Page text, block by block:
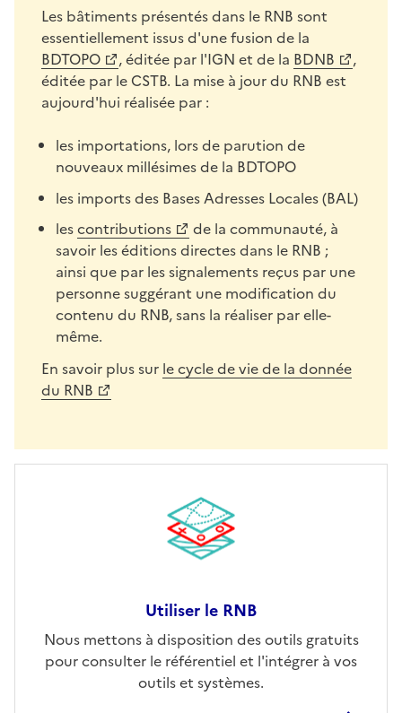
Les bâtiments présentés dans le RNB sont
essentiellement issus d'une fusion de la
BDTOPO
, éditée par l'IGN et de la BDNB
,
éditée par le CSTB. La mise à jour du RNB est
aujourd'hui réalisée par :
les importations, lors de parution de
nouveaux millésimes de la BDTOPO
les imports des Bases Adresses Locales (BAL)
lescontributions
de la communauté, à
savoir les éditions directes dans le RNB ;
ainsi que par les signalements reçus par une
personne suggérant une modification du
contenu du RNB, sans la réaliser par elle-
même.
En savoir plus sur le cycle de vie de la donnée
du RNB
Utiliser le RNB
Nous mettons à disposition des outils gratuits
pour consulter le référentiel et l'intégrer à vos
outils et systèmes.